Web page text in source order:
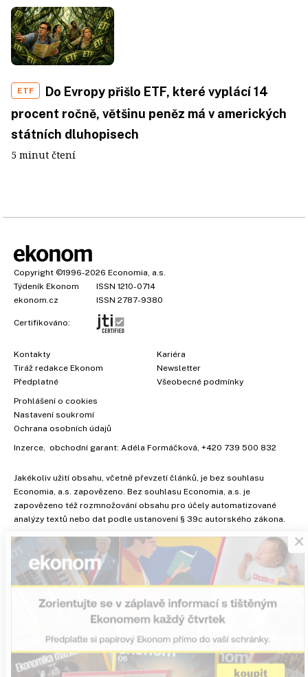
ETF
Do Evropy přišlo ETF, které vyplácí 14
procent ročně, většinu peněz má v amerických
státních dluhopisech
5 minut čtení
Copyright ©1996-2026 Economia, a.s.
Týdeník Ekonom
ISSN 1210-0714
ekonom.cz
ISSN 2787-9380
Certifikováno:
Kontakty
Tiráž redakce Ekonom
Předplatné
Kariéra
Newsletter
Všeobecné podmínky
Prohlášení o cookies
Nastavení soukromí
Ochrana osobních údajů
Inzerce , obchodní garant: Adéla Formáčková +420 739 500 832
Jakékoliv užití obsahu, včetně převzetí článků, je bez souhlasu
Economia, a.s. zapovězeno. Bez souhlasu Economia, a.s. je
zapovězeno též rozmnožování obsahu pro účely automatizované
analýzy textů nebo dat podle ustanovení § 39c autorského zákona.